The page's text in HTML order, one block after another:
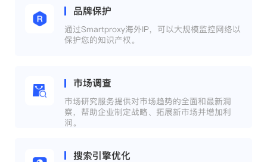
品牌保护
通过Smartproxy海外IP，可以大规模监控网络以
保护您的知识产权。
市场调查
市场研究服务提供对市场趋势的全面和最新洞
察，帮助企业制定战略、拓展新市场并增加利
润。
搜索引擎优化